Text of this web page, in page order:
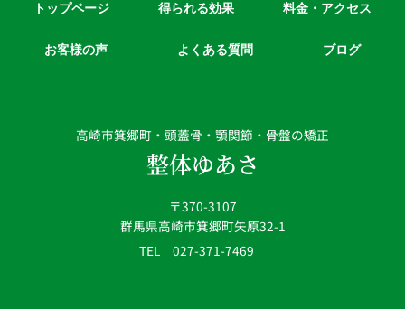
高崎市箕郷町・頭蓋骨・顎関節・骨盤の矯正
整体ゆあさ
〒370-3107
群馬県高崎市箕郷町矢原32-1
TEL 027-371-7469
トップページ 得られる効果 料金・アクセス
お客様の声 よくある質問 ブログ